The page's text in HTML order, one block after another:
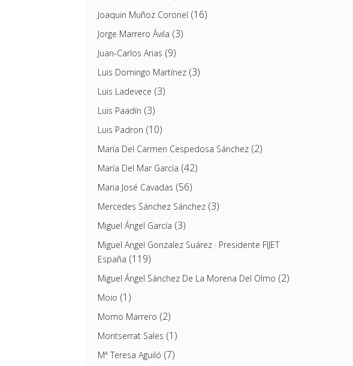
Joaquin Muñoz Coronel (16)
Jorge Marrero Ávila (3)
Juan-Carlos Arias (9)
Luis Domingo Martínez(3)
Luis Ladevece (3)
Luis Paadín (3)
Luis Padron (10)
María Del Carmen Cespedosa Sánchez(2)
María Del Mar García (42)
Maria José Cavadas (56)
Mercedes Sánchez Sánchez(3)
Miguel Ángel García (3)
Miguel Angel Gonzalez Suárez · Presidente FIJET
España (119)
Miguel Ángel Sánchez De La Morena Del Olmo (2)
Moio (1)
Momo Marrero (2)
Montserrat Sales (1)
Mª Teresa Aguiló (7)